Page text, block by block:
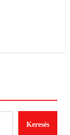
Keresés